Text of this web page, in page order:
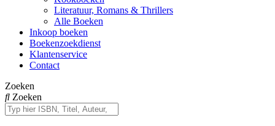
Literatuur, Romans & Thrillers
Alle Boeken
Inkoop boeken
Boekenzoekdienst
Klantenservice
Contact
Zoeken
Zoeken